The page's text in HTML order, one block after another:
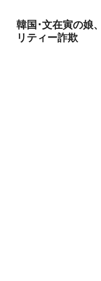
韓国･文在寅の娘
リティー詐欺